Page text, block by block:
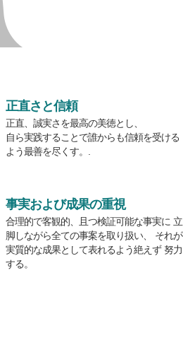
正直さと信頼
正直、誠実さを最高の美徳とし、
自ら実践することで誰からも信頼を受ける
よう最善を尽くす。.
事実および成果の重視
合理的で客観的、且つ検証可能な事実に 立
脚しながら全ての事案を取り扱い、 それが
実質的な成果として表れるよう絶えず 努力
する。